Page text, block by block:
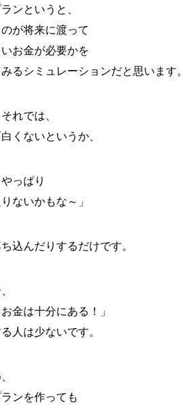
ンというと、
が将来に渡って
お金が必要かを
るシミュレーションだと思います。
れでは、
くないというか、
やっぱり
ないかもな～」
込んだりするだけです。
お金は十分にある！」
人は少ないです。
ンを作っても